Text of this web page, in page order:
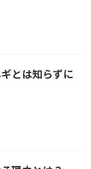
とは知らずに